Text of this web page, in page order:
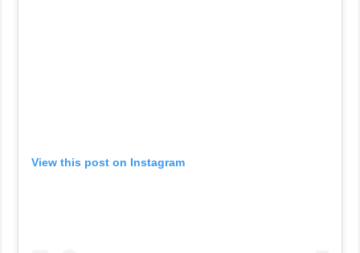
View this post on Instagram